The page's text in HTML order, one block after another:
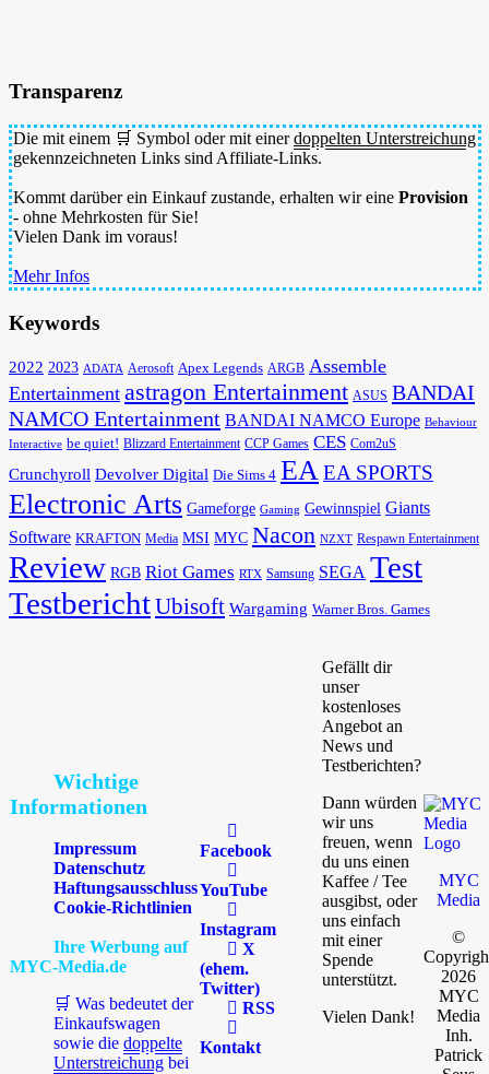
Transparenz
Die mit einem 🛒 Symbol oder mit einerdoppelten Unterstreichung
gekennzeichneten Links sind Affiliate-Links.
Kommt darüber ein Einkauf zustande, erhalten wir eine Provision
- ohne Mehrkosten für Sie!
Vielen Dank im voraus!
Mehr Infos
Keywords
2022 2023 ADATA Aerosoft Apex Legends ARGB Assemble
Entertainment astragon Entertainment ASUS BANDAI
NAMCO Entertainment BANDAI NAMCO Europe Behaviour
Interactive be quiet! Blizzard Entertainment CCP Games CES Com2uS
Crunchyroll Devolver Digital Die Sims 4 EAEA SPORTS
Electronic Arts Gameforge Gaming Gewinnspiel Giants
Software KRAFTON Media MSI MYC Nacon NZXT Respawn Entertainment
Review RGB Riot Games RTX Samsung SEGA Test
TestberichtUbisoft Wargaming Warner Bros. Games
Wichtige
Informationen
Impressum
Datenschutz
Haftungsausschluss
Cookie-Richtlinien
Ihre Werbung auf
MYC-Media.de
🛒 Was bedeutet der
Einkaufswagen
sowie die doppelte
Unterstreichung bei
Facebook
YouTube
Instagram
X
(ehem.
Twitter)
RSS
Kontakt
Gefällt dir
unser
kostenloses
Angebot an
News und
Testberichten?
Dann würden
wir uns
freuen, wenn
du uns einen
Kaffee / Tee
ausgibst, oder
uns einfach
mit einer
Spende
unterstützt.
Vielen Dank!
MYC
Media
©
2026
MYC
Media
Inh.
Patrick